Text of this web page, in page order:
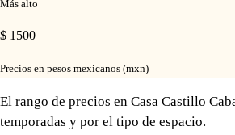
Más alto
$ 1500
Precios en pesos mexicanos (mxn)
El rango de precios en Casa Castillo
temporadas y por el tipo de espacio.